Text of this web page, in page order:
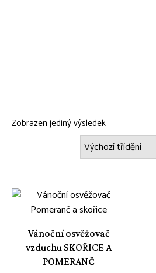
Zobrazen jediný výsledek
Vánoční osvěžovač
vzduchu SKOŘICE A
POMERANČ